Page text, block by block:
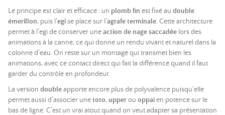
Le principe est clair et efficace : un plomb fin est fixé au double
émerillon, puis l’egise place sur l’agrafe terminale. Cette architecture
permet à l’egi de conserver uneaction de nage saccadée lors des
animations à la canne, ce qui donne un rendu vivant et naturel dans la
colonne d’eau. On reste sur un montage qui transmet bien les
animations, avec ce contact direct qui fait la différence quand il faut
garder du contrôle en profondeur.
La version doubleapporte encore plus de polyvalence puisqu’elle
permet aussi d’associer unetoto, upperou oppaïen potence sur le
bas de ligne. C’est un vrai atout quand on veut adapter sa présentation